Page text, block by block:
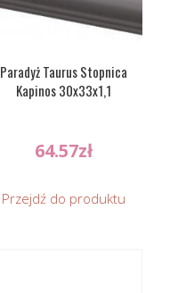
Paradyż Taurus Stopnica
Kapinos 30x33x1,1
64.57zł
Przejdź do produktu